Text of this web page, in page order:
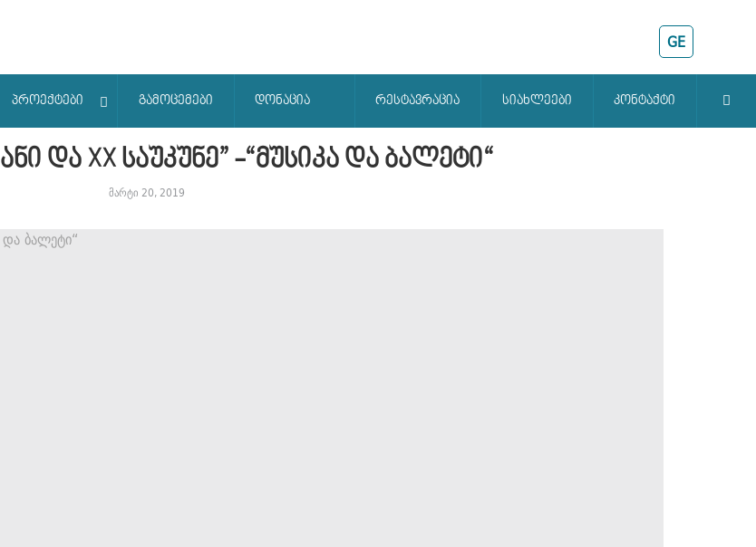
GE
პროექტები გამოცემები დონაცია რესტავრაცია სიახლეები კონტაქტი
და XX საუკუნე” -“მუსიკა და ბალეტი“
მარტი 20, 2019